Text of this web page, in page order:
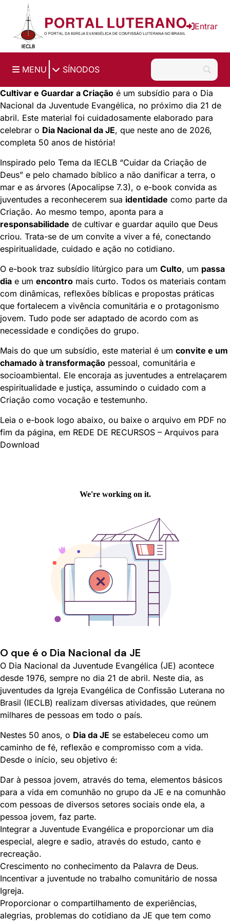
Ir para o conteúdo principal
Entrar
MENU SÍNODOS
Cultivar e Guardar a Criação é um subsídio para o Dia
Nacional da Juventude Evangélica, no próximo dia 21 de
abril. Este material foi cuidadosamente elaborado para
celebrar o Dia Nacional da JE, que neste ano de 2026,
completa 50 anos de história!
Inspirado pelo Tema da IECLB “Cuidar da Criação de
Deus” e pelo chamado bíblico a não danificar a terra, o
mar e as árvores (Apocalipse 7.3), o e-book convida as
juventudes a reconhecerem sua identidade como parte da
Criação. Ao mesmo tempo, aponta para a
responsabilidade de cultivar e guardar aquilo que Deus
criou. Trata-se de um convite a viver a fé, conectando
espiritualidade, cuidado e ação no cotidiano.
O e-book traz subsídio litúrgico para um Culto, um passa
dia e um encontro mais curto. Todos os materiais contam
com dinâmicas, reflexões bíblicas e propostas práticas
que fortalecem a vivência comunitária e o protagonismo
jovem. Tudo pode ser adaptado de acordo com as
necessidade e condições do grupo.
Mais do que um subsídio, este material é um convite e um
chamado à transformação pessoal, comunitária e
socioambiental. Ele encoraja as juventudes a entrelaçarem
espiritualidade e justiça, assumindo o cuidado com a
Criação como vocação e testemunho.
Leia o e-book logo abaixo, ou baixe o arquivo em PDF no
fim da página, em REDE DE RECURSOS – Arquivos para
Download
O que é o Dia Nacional da JE
O Dia Nacional da Juventude Evangélica (JE) acontece
desde 1976, sempre no dia 21 de abril. Neste dia, as
juventudes da Igreja Evangélica de Confissão Luterana no
Brasil (IECLB) realizam diversas atividades, que reúnem
milhares de pessoas em todo o país.
Nestes 50 anos, o Dia da JE se estabeleceu como um
caminho de fé, reflexão e compromisso com a vida.
Desde o início, seu objetivo é:
Dar à pessoa jovem, através do tema, elementos básicos
para a vida em comunhão no grupo da JE e na comunhão
com pessoas de diversos setores sociais onde ela, a
pessoa jovem, faz parte.
Integrar a Juventude Evangélica e proporcionar um dia
especial, alegre e sadio, através do estudo, canto e
recreação.
Crescimento no conhecimento da Palavra de Deus.
Incentivar a juventude no trabalho comunitário de nossa
Igreja.
Proporcionar o compartilhamento de experiências,
alegrias, problemas do cotidiano da JE que tem como